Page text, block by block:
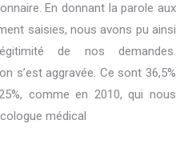
En donnant la parole aux
saisies, nous avons pu ainsi
de nos demandes.
s’est aggravée. Ce sont 36,5%
comme en 2010, qui nous
médical